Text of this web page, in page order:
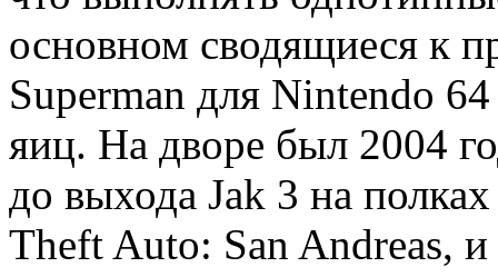
основном сводящиеся к
Superman для Nintendo
яиц. На дворе был 2004
до выхода Jak 3 на
Theft Auto: San Andreas,